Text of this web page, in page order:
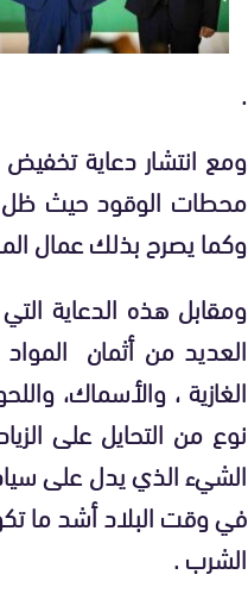
.
ومع انتشار دعاية
محطات الوقود حيث ظل
وكما يصرح بذلك عمال
ومقابل هذه الدعاية
العديد من أثمان
الغازية ، والأسماك،
نوع من التحايل على
الشيء الذي يدل على
في وقت البلاد أشد ما
الشرب .